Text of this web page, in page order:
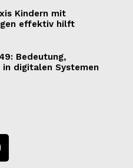
Kindern mit
effektiv hilft
Bedeutung,
in digitalen Systemen